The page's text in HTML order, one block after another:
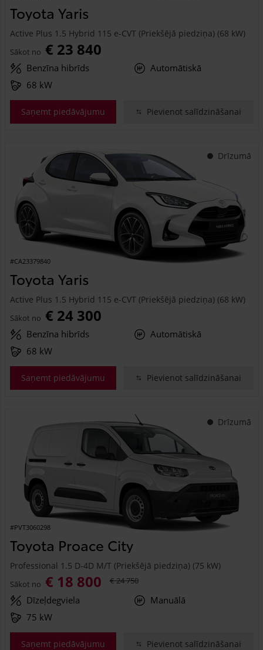
Toyota Yaris
Active Plus 1.5 Hybrid 115 e-CVT (Priekšējā piedziņa) (68 kW)
Sākot no € 23 840
Benzīna hibrīds
Automātiskā
68 kW
Saņemt piedāvājumu Pievienot salīdzināšanai
Drīzumā
#CA23379840
Toyota Yaris
Active Plus 1.5 Hybrid 115 e-CVT (Priekšējā piedziņa) (68 kW)
Sākot no € 24 300
Benzīna hibrīds
Automātiskā
68 kW
Saņemt piedāvājumu Pievienot salīdzināšanai
Drīzumā
#PVT3060298
Toyota Proace City
Professional 1.5 D-4D M/T (Priekšējā piedziņa) (75 kW)
Sākot no € 18 800 € 24 750
Dīzeļdegviela
Manuālā
75 kW
Saņemt piedāvājumu Pievienot salīdzināšanai